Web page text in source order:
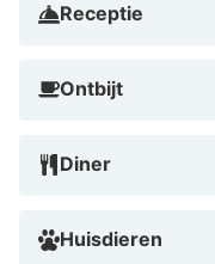
Receptie
Ontbijt
Diner
Huisdieren